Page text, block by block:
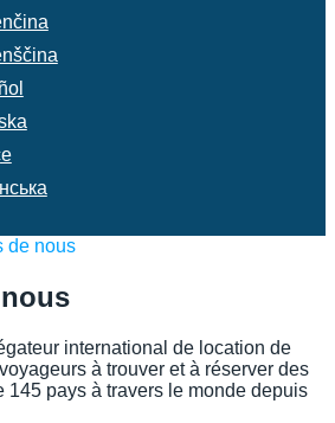
de nous
international de location de
à trouver et à réserver des
145 pays à travers le monde depuis